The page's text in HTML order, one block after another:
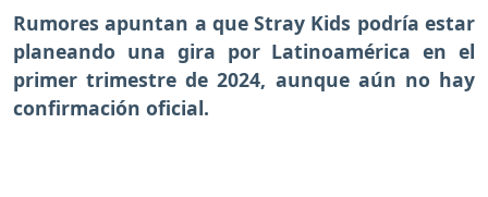
Rumores apuntan a que Stray Kids podría estar
planeando una gira por Latinoamérica en el
primer trimestre de 2024, aunque aún no hay
confirmación oficial.